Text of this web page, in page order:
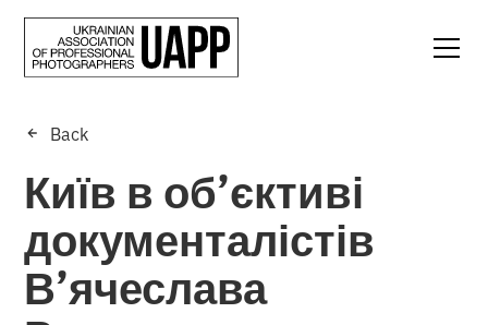
Back
Київ в об’єктиві
документалістів
В’ячеслава